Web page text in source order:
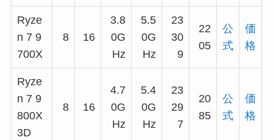
Ryze
n 7 9
700X
8 16
3.8
0G
Hz
5.5
0G
Hz
23
30
9
22
05
公
式
価
格
Ryze
n 7 9
800X
3D
8 16
4.7
0G
Hz
5.4
0G
Hz
23
29
7
20
85
公
式
価
格